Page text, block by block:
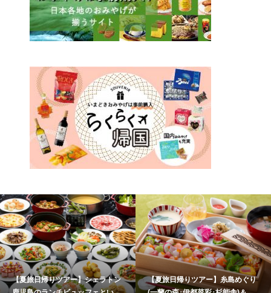
旅日帰りツアー】シェラトン
【夏旅日帰りツアー】糸島めぐり